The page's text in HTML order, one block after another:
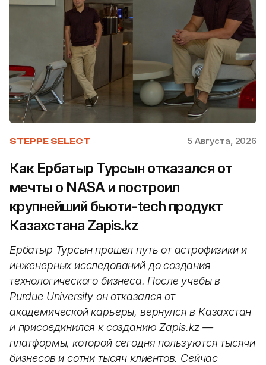
STEPPE SELECT 5 Августа, 2026
Как Ербатыр Турсын отказался от
мечты о NASA и построил
крупнейший бьюти-tech продукт
Казахстана Zapis.kz
Ербатыр Турсын прошел путь от астрофизики и
инженерных исследований до создания
технологического бизнеса. После учебы в
Purdue University он отказался от
академической карьеры, вернулся в Казахстан
и присоединился к созданию Zapis.kz —
платформы, которой сегодня пользуются тысячи
бизнесов и сотни тысяч клиентов. Сейчас